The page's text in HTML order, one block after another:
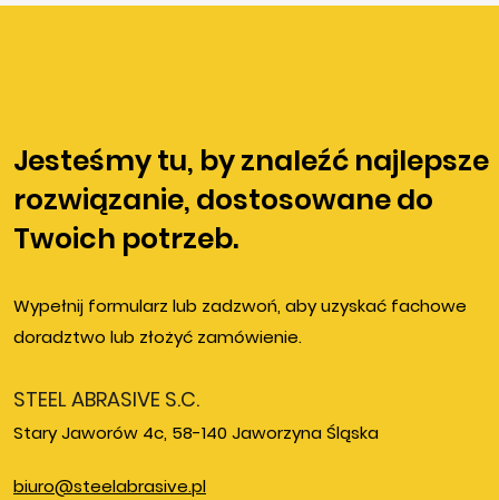
Jesteśmy tu, by znaleźć najlepsze
rozwiązanie, dostosowane do
Twoich potrzeb.
Wypełnij formularz lub zadzwoń, aby uzyskać fachowe
doradztwo lub złożyć zamówienie.
STEEL ABRASIVE S.C.
Stary Jaworów 4c, 58-140 Jaworzyna Śląska
biuro@steelabrasive.pl